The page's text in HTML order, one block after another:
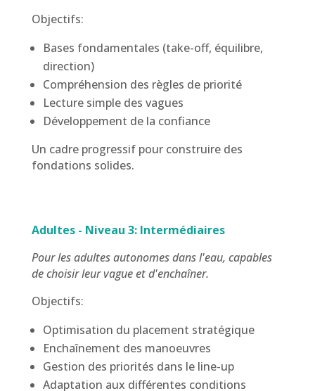
Objectifs:
Bases fondamentales (take-off, équilibre,
direction)
Compréhension des règles de priorité
Lecture simple des vagues
Développement de la confiance
Un cadre progressif pour construire des
fondations solides.
Adultes - Niveau 3: Intermédiaires
Pour les adultes autonomes dans l'eau, capables
de choisir leur vague et d'enchaîner.
Objectifs:
Optimisation du placement stratégique
Enchaînement des manoeuvres
Gestion des priorités dans le line-up
Adaptation aux différentes conditions